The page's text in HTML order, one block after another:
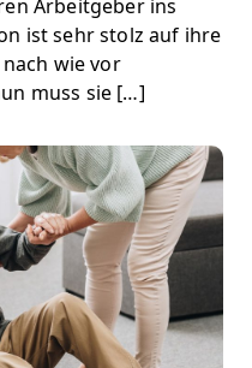
Arbeitgeber ins
ist sehr stolz auf ihre
wie vor
muss sie […]